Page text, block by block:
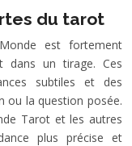
du tarot
est fortement
dans un tirage. Ces
subtiles et des
ou la question posée.
Tarot et les autres
plus précise et